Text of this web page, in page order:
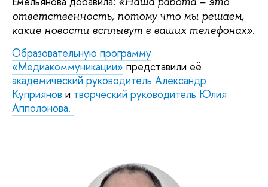
ответственность, потому что мы решаем,
какие новости всплывут в ваших телефонах».
Образовательную программу
«Медиакоммуникации» представили её
академический руководитель Александр
Куприянов и творческий руководитель Юлия
Апполонова.